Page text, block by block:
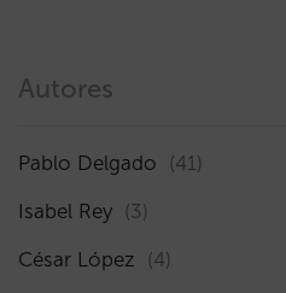
Autores
Pablo Delgado (41)
Isabel Rey (3)
César López (4)